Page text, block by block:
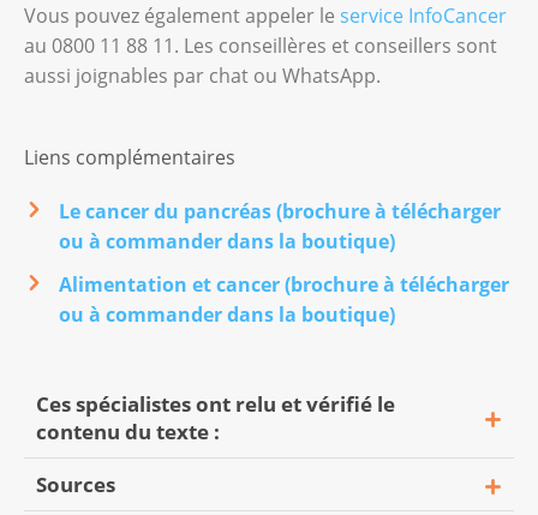
Vous pouvez également appeler le service InfoCancer
au 0800 11 88 11. Les conseillères et conseillers sont
aussi joignables par chat ou WhatsApp.
Liens complémentaires
Le cancer du pancréas (brochure à télécharger
ou à commander dans la boutique)
Alimentation et cancer (brochure à télécharger
ou à commander dans la boutique)
Ces spécialistes ont relu et vérifié le
contenu du texte :
Prof. Dr méd. Dr h. c. Markus Weber, chef
Sources